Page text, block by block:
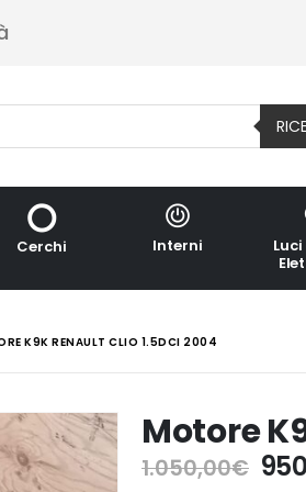
Cerchi Interni
K9K RENAULT CLIO 1.5DCI 2004
Motore
1.050,00€ Il